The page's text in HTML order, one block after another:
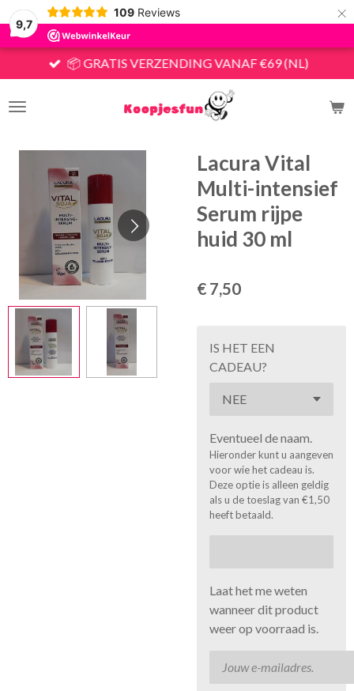
9,7
109 Reviews ×
📦 GRATIS VERZENDING VANAF €69 (NL)
Lacura Vital
Multi-intensief
Serum rijpe
huid 30 ml
€ 7,50
IS HET EEN
CADEAU?
Eventueel de naam.
Hieronder kunt u aangeven
voor wie het cadeau is.
Deze optie is alleen geldig
als u de toeslag van €1,50
heeft betaald.
Laat het me weten
wanneer dit product
weer op voorraad is.